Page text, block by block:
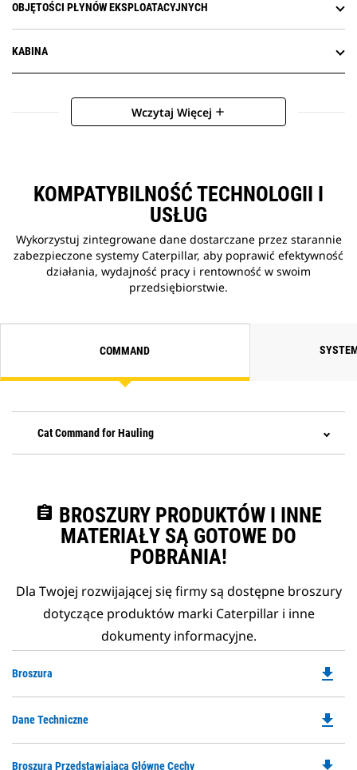
OBJĘTOŚCI PŁYNÓW EKSPLOATACYJNYCH
KABINA
Wczytaj Więcej add
KOMPATYBILNOŚĆ TECHNOLOGII I
USŁUG
Wykorzystuj zintegrowane dane dostarczane przez starannie
zabezpieczone systemy Caterpillar, aby poprawić efektywność
działania, wydajność pracy i rentowność w swoim
przedsiębiorstwie.
COMMAND
Cat Command for Hauling
assignment BROSZURY PRODUKTÓW I INNE
MATERIAŁY SĄ GOTOWE DO
POBRANIA!
Dla Twojej rozwijającej się firmy są dostępne broszury
dotyczące produktów marki Caterpillar i inne
dokumenty informacyjne.
Broszura
a
file_download
Dane Techniczne file_download
Broszura Przedstawiająca Główne Cechy